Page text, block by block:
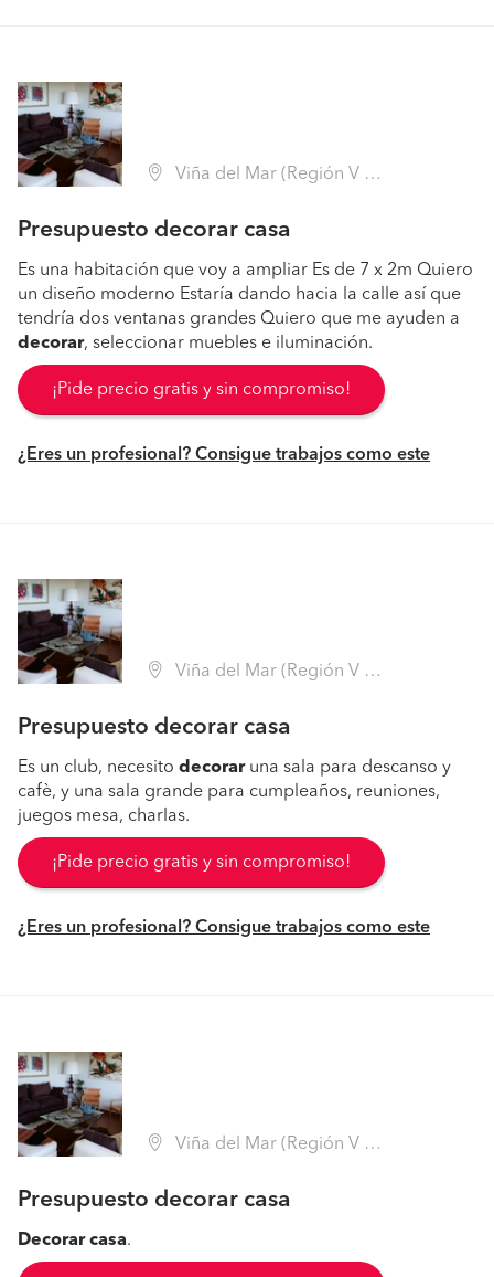
Viña del Mar (Región V Valparaíso - Valparaíso)
Presupuesto decorar casa
Es una habitación que voy a ampliar Es de 7 x 2m Quiero
un diseño moderno Estaría dando hacia la calle así que
tendría dos ventanas grandes Quiero que me ayuden a
decorar, seleccionar muebles e iluminación.
¡Pide precio gratis y sin compromiso!
¿Eres un profesional? Consigue trabajos como este
Viña del Mar (Región V Valparaíso - Valparaíso)
Presupuesto decorar casa
Es un club, necesito decoraruna sala para descanso y
cafè, y una sala grande para cumpleaños, reuniones,
juegos mesa, charlas.
¡Pide precio gratis y sin compromiso!
¿Eres un profesional? Consigue trabajos como este
Viña del Mar (Región V Valparaíso - Valparaíso)
Presupuesto decorar casa
Decorar casa.